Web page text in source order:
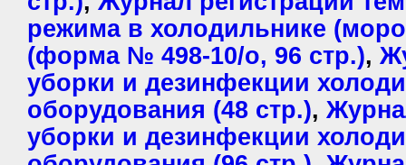
режима в холодильнике
(форма № 498-10/о, 96 стр.),
уборки и дезинфекции
оборудования (48 стр.),
уборки и дезинфекции